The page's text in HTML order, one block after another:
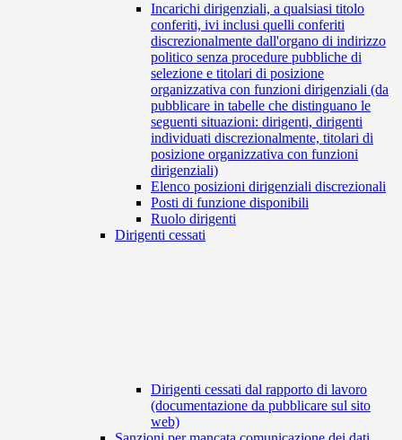
Incarichi dirigenziali, a qualsiasi titolo
conferiti, ivi inclusi quelli conferiti
discrezionalmente dall'organo di indirizzo
politico senza procedure pubbliche di
selezione e titolari di posizione
organizzativa con funzioni dirigenziali (da
pubblicare in tabelle che distinguano le
seguenti situazioni: dirigenti, dirigenti
individuati discrezionalmente, titolari di
posizione organizzativa con funzioni
dirigenziali)
Elenco posizioni dirigenziali discrezionali
Posti di funzione disponibili
Ruolo dirigenti
Dirigenti cessati
Dirigenti cessati dal rapporto di lavoro
(documentazione da pubblicare sul sito
web)